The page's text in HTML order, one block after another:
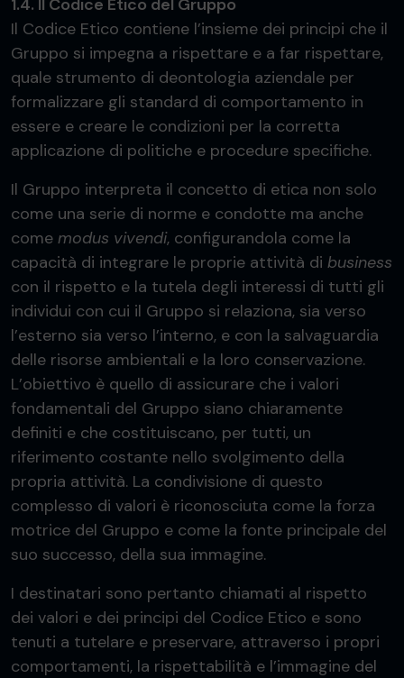
1.4. Il Codice Etico del Gruppo
Il Codice Etico contiene l’insieme dei principi che il
Gruppo si impegna a rispettare e a far rispettare,
quale strumento di deontologia aziendale per
formalizzare gli standard di comportamento in
essere e creare le condizioni per la corretta
applicazione di politiche e procedure specifiche.
Il Gruppo interpreta il concetto di etica non solo
come una serie di norme e condotte ma anche
come modus vivendi, configurandola come la
capacità di integrare le proprie attività di business
con il rispetto e la tutela degli interessi di tutti gli
individui con cui il Gruppo si relaziona, sia verso
l’esterno sia verso l’interno, e con la salvaguardia
delle risorse ambientali e la loro conservazione.
L’obiettivo è quello di assicurare che i valori
fondamentali del Gruppo siano chiaramente
definiti e che costituiscano, per tutti, un
riferimento costante nello svolgimento della
propria attività. La condivisione di questo
complesso di valori è riconosciuta come la forza
motrice del Gruppo e come la fonte principale del
suo successo, della sua immagine.
I destinatari sono pertanto chiamati al rispetto
dei valori e dei principi del Codice Etico e sono
tenuti a tutelare e preservare, attraverso i propri
comportamenti, la rispettabilità e l’immagine del